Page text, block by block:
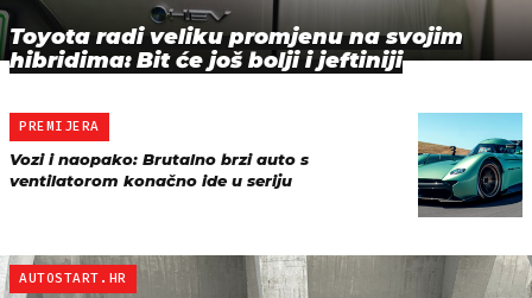
Toyota radi veliku promjenu na svojim
hibridima: Bit će još bolji i jeftiniji
PREMIJERA
Vozi i naopako: Brutalno brzi auto s
ventilatorom konačno ide u seriju
AUTOSTART.HR